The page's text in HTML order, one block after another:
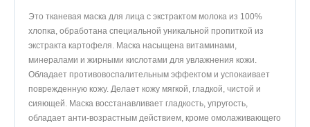
Это тканевая маска для лица с экстрактом молока из 100%
хлопка, обработана специальной уникальной пропиткой из
экстракта картофеля. Маска насыщена витаминами,
минералами и жирными кислотами для увлажнения кожи.
Обладает противовоспалительным эффектом и успокаивает
поврежденную кожу. Делает кожу мягкой, гладкой, чистой и
сияющей. Маска восстанавливает гладкость, упругость,
обладает анти-возрастным действием, кроме омолаживающего
Оставить отзыв